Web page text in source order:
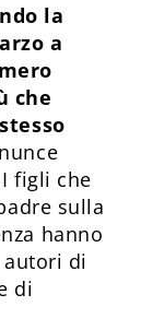
la
a
che
figli che
sulla
hanno
di
di